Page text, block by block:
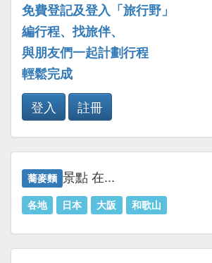
免費登記及登入「旅行野」
編行程、找旅伴、
與朋友們一起計劃行程
輕鬆完成
登入
註冊
蕎麥麵 景點 在...
各地 日本 大阪 和歌山